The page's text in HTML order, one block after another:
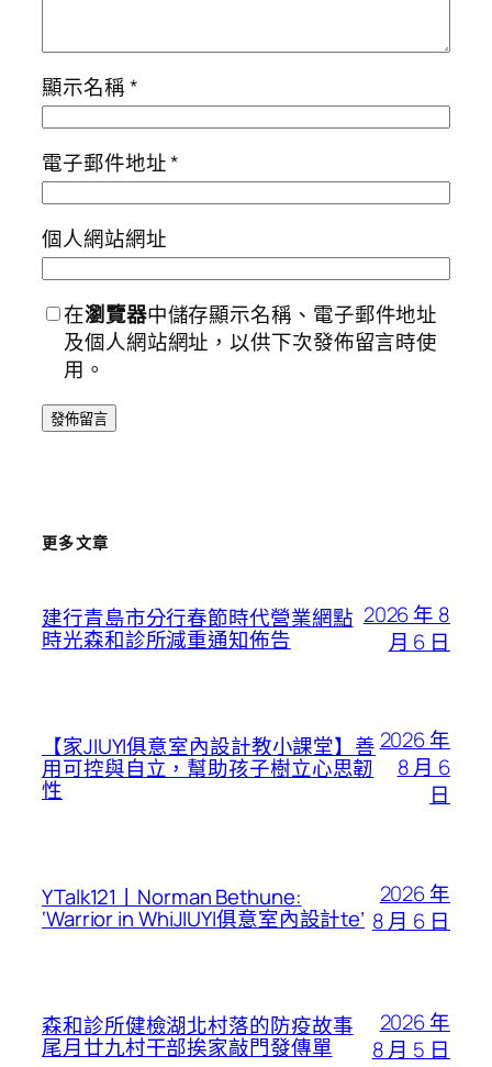
顯示名稱*
電子郵件地址*
個人網站網址
在瀏覽器中儲存顯示名稱、電子郵件地址
及個人網站網址，以供下次發佈留言時使
用。
更多文章
建行青島市分行春節時代營業網點
時光森和診所減重通知佈告
2026 年 8
月 6 日
【家JIUYI俱意室內設計教小課堂】善
用可控與自立，幫助孩子樹立心思韌
性
2026 年
8 月 6
日
YTalk121丨Norman Bethune:
‘Warrior in WhiJIUYI俱意室內設計te’
2026 年
8 月 6 日
森和診所健檢湖北村落的防疫故事
尾月廿九村干部挨家敲門發傳單
2026 年
8 月 5 日